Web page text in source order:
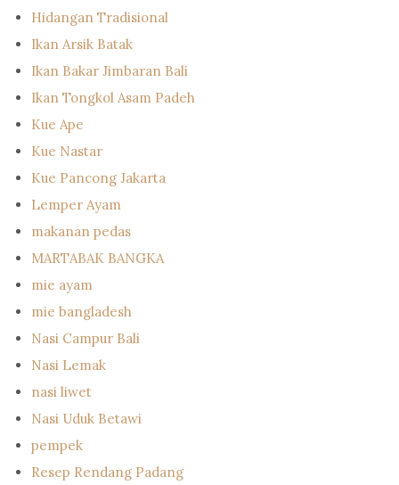
Hidangan Tradisional
Ikan Arsik Batak
Ikan Bakar Jimbaran Bali
Ikan Tongkol Asam Padeh
Kue Ape
Kue Nastar
Kue Pancong Jakarta
Lemper Ayam
makanan pedas
MARTABAK BANGKA
mie ayam
mie bangladesh
Nasi Campur Bali
Nasi Lemak
nasi liwet
Nasi Uduk Betawi
pempek
Resep Rendang Padang